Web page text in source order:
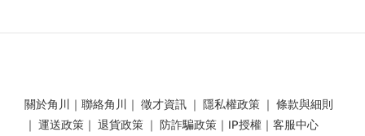
關於角川 ｜ 聯絡角川 ｜ 徵才資訊 ｜ 隱私權政策 ｜ 條款與細則
｜ 運送政策 ｜ 退貨政策 ｜ 防詐騙政策 ｜ IP授權 ｜ 客服中心